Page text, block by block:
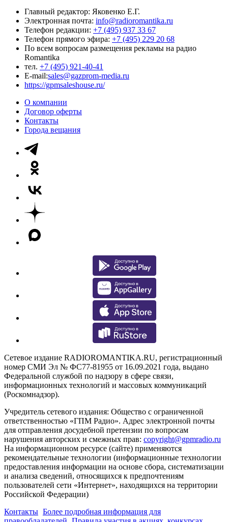
Главный редактор: Яковенко Е.Г.
Электронная почта: info@radioromantika.ru
Телефон редакции: +7 (495) 937 33 67
Телефон прямого эфира: +7 (495) 229 20 68
По всем вопросам размещения рекламы на радио
Romantika
тел. +7 (495) 921-40-41
E-mail:sales@gazprom-media.ru
https://gpmsaleshouse.ru/
О компании
Договор оферты
Контакты
Города вещания
Сетевое издание RADIOROMANTIKA.RU, регистрационный
номер СМИ Эл № ФС77-81955 от 16.09.2021 года, выдано
Федеральной службой по надзору в сфере связи,
информационных технологий и массовых коммуникаций
(Роскомнадзор).
Учредитель сетевого издания: Общество с ограниченной
ответственностью «ГПМ Радио». Адрес электронной почты
для отправления досудебной претензии по вопросам
нарушения авторских и смежных прав: copyright@gpmradio.ru
На информационном ресурсе (сайте) применяются
рекомендательные технологии (информационные технологии
предоставления информации на основе сбора, систематизации
и анализа сведений, относящихся к предпочтениям
пользователей сети «Интернет», находящихся на территории
Российской Федерации)
Контакты Более подробная информация для